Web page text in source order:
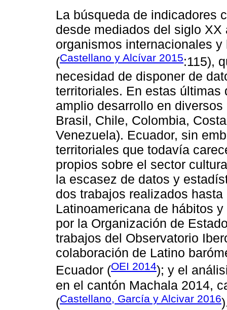
La búsqueda de indicadores
desde mediados del siglo
organismos internacionales
(Castellano y Alcívar 2015:115),
necesidad de disponer de
territoriales. En estas
amplio desarrollo en
Brasil, Chile, Colombia,
Venezuela). Ecuador, sin
territoriales que todavía
propios sobre el sector
la escasez de datos y
dos trabajos realizados
Latinoamericana de hábitos
por la Organización de
trabajos del Observatorio
colaboración de Latino
Ecuador (OEI 2014); y el
en el cantón Machala 2014,
(Castellano, García y Alcivar 2016